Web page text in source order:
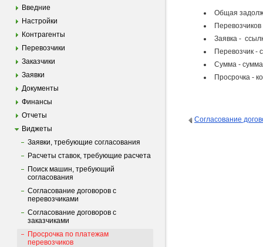
Введние
Настройки
Контрагенты
Перевозчики
Заказчики
Заявки
Документы
Финансы
Отчеты
Виджеты
Заявки, требующие согласования
Расчеты ставок, требующие расчета
Поиск машин, требующий
согласования
Согласование договоров с
перевозчиками
Согласование договоров с
заказчиками
Просрочка по платежам
перевозчиков
Общая
Заявка -
Перевозчик -
Сумма - сумма
Просрочка -
Согласование